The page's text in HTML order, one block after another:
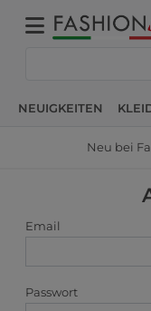
NEUIGKEITEN
Neu bei
Email
Passwort